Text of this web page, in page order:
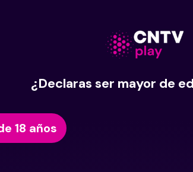
¿Declaras ser mayor de
18 años